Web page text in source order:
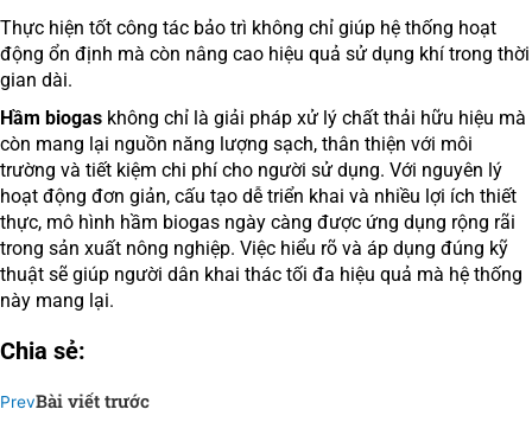
Thực hiện tốt công tác bảo trì không chỉ giúp hệ thống hoạt
động ổn định mà còn nâng cao hiệu quả sử dụng khí trong thời
gian dài.
Hầm biogas không chỉ là giải pháp xử lý chất thải hữu hiệu mà
còn mang lại nguồn năng lượng sạch, thân thiện với môi
trường và tiết kiệm chi phí cho người sử dụng. Với nguyên lý
hoạt động đơn giản, cấu tạo dễ triển khai và nhiều lợi ích thiết
thực, mô hình hầm biogas ngày càng được ứng dụng rộng rãi
trong sản xuất nông nghiệp. Việc hiểu rõ và áp dụng đúng kỹ
thuật sẽ giúp người dân khai thác tối đa hiệu quả mà hệ thống
này mang lại.
Chia sẻ:
PrevBài viết trước